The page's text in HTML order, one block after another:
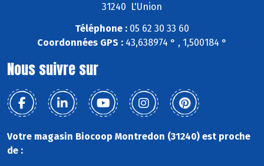
31240 L'Union
Téléphone : 05 62 30 33 60
Coordonnées GPS : 43,638974 ° , 1,500184 °
Nous suivre sur
Votre magasin Biocoop Montredon (31240) est proche
de :